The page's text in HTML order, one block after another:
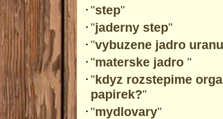
"step"
"jaderny step"
"vybuzene jadro uranu
"materske jadro "
"kdyz rozstepime
papirek?"
"mydlovary"